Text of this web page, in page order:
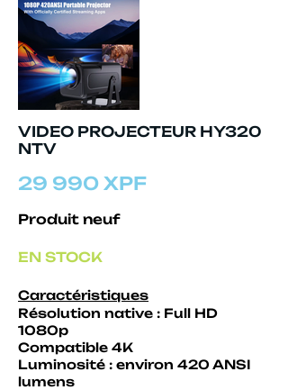
VIDEO PROJECTEUR HY320
NTV
29 990 XPF
Produit neuf
EN STOCK
Caractéristiques
Résolution native : Full HD
1080p
Compatible 4K
Luminosité : environ 420 ANSI
lumens